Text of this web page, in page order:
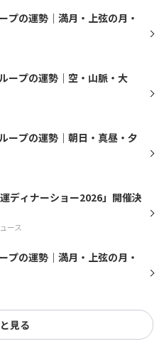
プの運勢｜満月・上弦の月・
ープの運勢｜空・山脈・大
ープの運勢｜朝日・真昼・夕
ディナーショー2026」開催決
ース
プの運勢｜満月・上弦の月・
見る